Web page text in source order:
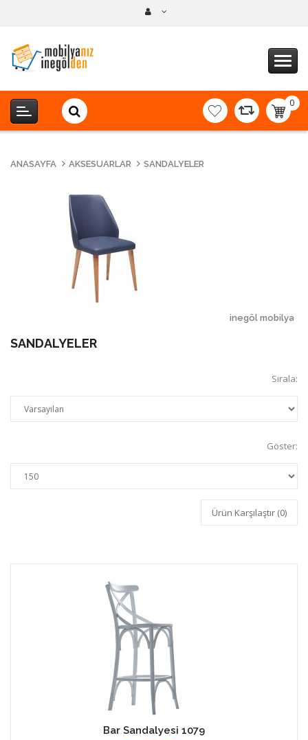
0
-
ANASAYFA AKSESUARLAR SANDALYELER
inegöl mobilya
SANDALYELER
Sırala:
Göster:
Ürün Karşılaştır (0)
Bar Sandalyesi 1079